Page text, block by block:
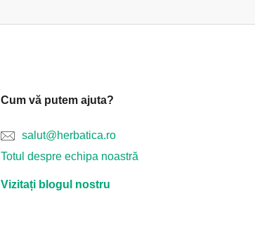
Cum vă putem ajuta?
salut@herbatica.ro
Totul despre echipa noastră
Vizitați blogul nostru